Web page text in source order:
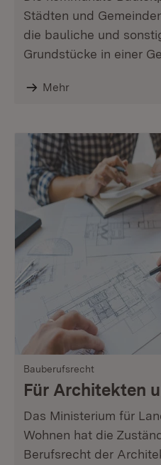
Städten und
die bauliche und
Grundstücke in einer
Mehr
Bauberufsrecht
Für Architekten
Das Ministerium für
Wohnen hat die
Berufsrecht der